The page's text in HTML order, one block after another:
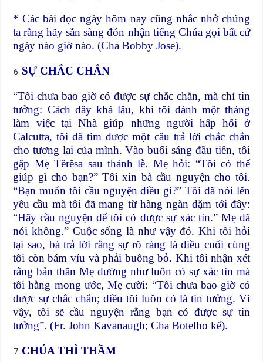
* Các bài đọc ngày hôm nay cũng nhắc nhở chúng
ta rằng hãy sẵn sàng đón nhận tiếng Chúa gọi bất cứ
ngày nào giờ nào. (Cha Bobby Jose).
SỰ CHẮC CHẮN
“Tôi chưa bao giờ có được sự chắc chắn, mà chỉ tin
tưởng: Cách đây khá lâu, khi tôi dành một tháng
làm việc tại Nhà giúp những người hấp hối ở
Calcutta, tôi đã tìm được một câu trả lời chắc chắn
cho tương lai của mình. Vào buổi sáng đầu tiên, tôi
gặp Mẹ Têrêsa sau thánh lễ. Mẹ hỏi: “Tôi có thể
giúp gì cho bạn?” Tôi xin bà cầu nguyện cho tôi.
“Bạn muốn tôi cầu nguyện điều gì?” Tôi đã nói lên
yêu cầu mà tôi đã mang từ hàng ngàn dặm tới đây:
“Hãy cầu nguyện để tôi có được sự xác tín.” Mẹ đã
nói không.” Cuộc sống là như vậy đó. Khi tôi hỏi
tại sao, bà trả lời rằng sự rõ ràng là điều cuối cùng
tôi còn bám víu và phải buông bỏ. Khi tôi nhận xét
rằng bản thân Mẹ dường như luôn có sự xác tín mà
tôi hằng mong ước, Mẹ cười: “Tôi chưa bao giờ có
được sự chắc chắn; điều tôi luôn có là tin tưởng. Vì
vậy, tôi sẽ cầu nguyện rằng bạn có được sự tin
tưởng”. (Fr. John Kavanaugh; Cha Botelho kể).
CHÚA THÌ THẦM